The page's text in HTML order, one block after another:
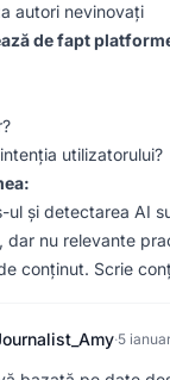
autori nevinovați
de fapt
utilizatorului?
ul și detectarea AI
dar nu relevante
conținut. Scrie
·5